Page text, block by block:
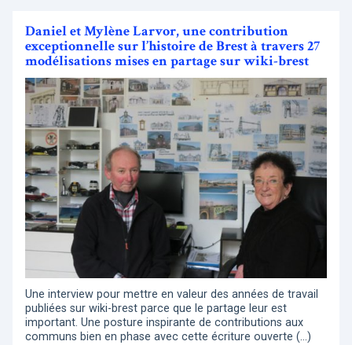
Daniel et Mylène Larvor, une contribution
exceptionnelle sur l’histoire de Brest à travers 27
modélisations mises en partage sur wiki-brest
Une interview pour mettre en valeur des années de travail
publiées sur wiki-brest parce que le partage leur est
important. Une posture inspirante de contributions aux
communs bien en phase avec cette écriture ouverte (…)